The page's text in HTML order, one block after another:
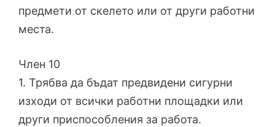
предмети от скелето или от други работни
места.
Член 10
1. Трябва да бъдат предвидени сигурни
изходи от всички работни площадки или
други приспособления за работа.